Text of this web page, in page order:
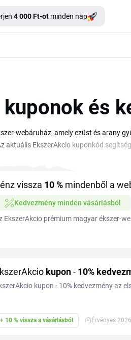
4 000 Ft-ot minden nap
és
webáruház, amely ezüst és arany
aktuális EkszerAkcio kuponkód
találsz, így vásárlás előtt megéri
vissza 10 % mindenből a
Kedvezmény minden vásárlásból
EkszerAkcio prémium magyar ékszer-
kupon- 10%
kupon - 10% kedvezmény az
+ 10 % vissza a vásárlásból Érvényes